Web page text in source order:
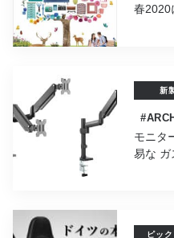
春2020
新
モニタ
易な ガ
ピッ